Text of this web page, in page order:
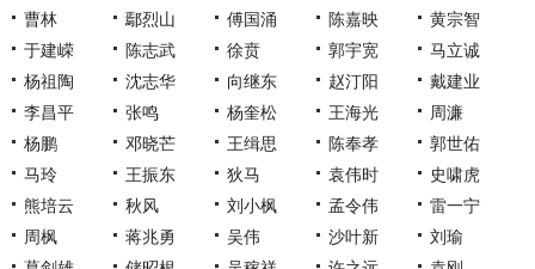
曹林
鄢烈山 傅国涌 陈嘉映
黄宗智
于建嵘
陈志武 徐贲 郭宇宽
马立诚
杨祖陶
沈志华 向继东 赵汀阳
戴建业
李昌平
张鸣 杨奎松 王海光
周濂
杨鹏
邓晓芒 王缉思 陈奉孝
郭世佑
马玲
王振东 狄马 袁伟时
史啸虎
熊培云
秋风 刘小枫 孟令伟
雷一宁
周枫
蒋兆勇 吴伟 沙叶新
刘瑜